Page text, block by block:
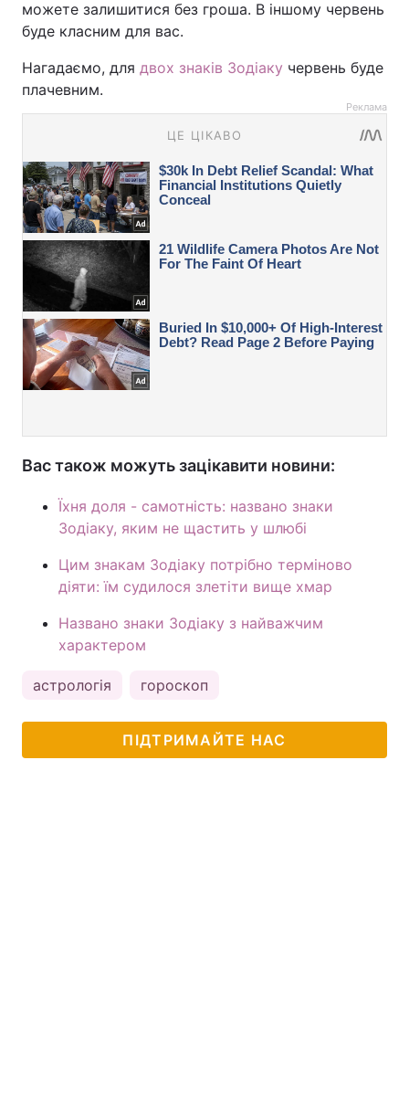
можете залишитися без гроша. В іншому червень
буде класним для вас.
Нагадаємо, для двох знаків Зодіаку червень буде
плачевним.
Реклама
Вас також можуть зацікавити новини:
Їхня доля - самотність: названо знаки
Зодіаку, яким не щастить у шлюбі
Цим знакам Зодіаку потрібно терміново
діяти: їм судилося злетіти вище хмар
Названо знаки Зодіаку з найважчим
характером
астрологія гороскоп
ПІДТРИМАЙТЕ НАС